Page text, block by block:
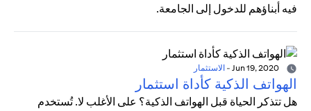
فيه أبناؤهم للدخول إلى الجامعة.
- الاستثمار
الهواتف الذكية كأداة استثمار
هل تتذكر الحياة قبل الهواتف الذكية؟ على الأغلب لا. تُستخدم